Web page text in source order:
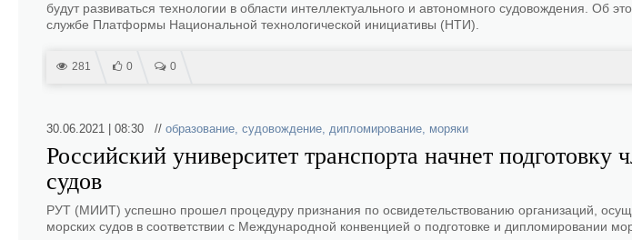
будут развиваться технологии в области интеллектуального и автономного судовождения. Об
службе Платформы Национальной технологической инициативы (НТИ).
281 0 0
30.06.2021 | 08:30 // образование, судовождение, дипломирование, моряки
Российский университет транспорта начнет подготовку
судов
РУТ (МИИТ) успешно прошел процедуру признания по освидетельствованию организаций,
морских судов в соответствии с Международной конвенцией о подготовке и дипломировании